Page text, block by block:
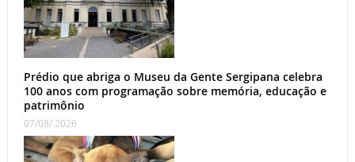
Prédio que abriga o Museu da Gente Sergipana celebra
100 anos com programação sobre memória, educação e
patrimônio
07/08/ 2026